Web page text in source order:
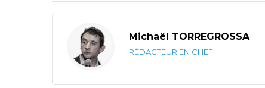
Michaël TORREGROSSA
RÉDACTEUR EN CHEF